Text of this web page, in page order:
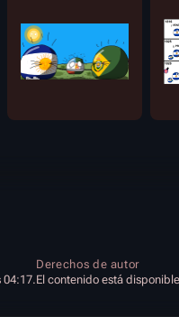
04:17.
Derechos de autor
El contenido está